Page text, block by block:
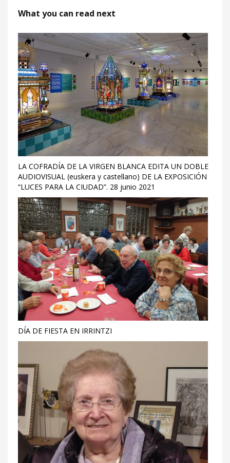
What you can read next
LA COFRADÍA DE LA VIRGEN BLANCA EDITA UN DOBLE
AUDIOVISUAL (euskera y castellano) DE LA EXPOSICIÓN
“LUCES PARA LA CIUDAD”. 28 junio 2021
DÍA DE FIESTA EN IRRINTZI